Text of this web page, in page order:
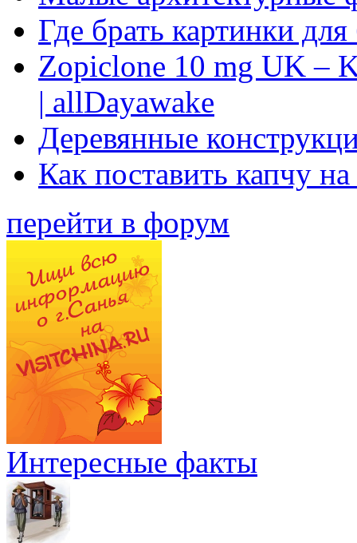
Где брать картинки
Zopiclone 10 mg UK –
| allDayawake
Деревянные
Как поставить капчу
перейти в форум
Интересные факты